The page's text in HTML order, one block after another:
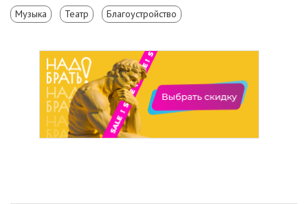
Музыка Театр Благоустройство